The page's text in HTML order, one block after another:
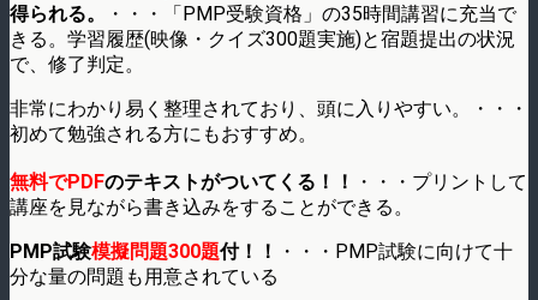
得られる。
・・・「PMP受験資格」の35時間講習に充当で
きる。学習履歴(映像・クイズ300題実施)と宿題提出の状況
で、修了判定。
非常にわかり易く整理されており、頭に入りやすい。・・・
初めて勉強される方にもおすすめ。
無料でPDFのテキストがついてくる！！
・・・プリントして
講座を見ながら書き込みをすることができる。
PMP試験模擬問題300題付！！
・・・PMP試験に向けて十
分な量の問題も用意されている